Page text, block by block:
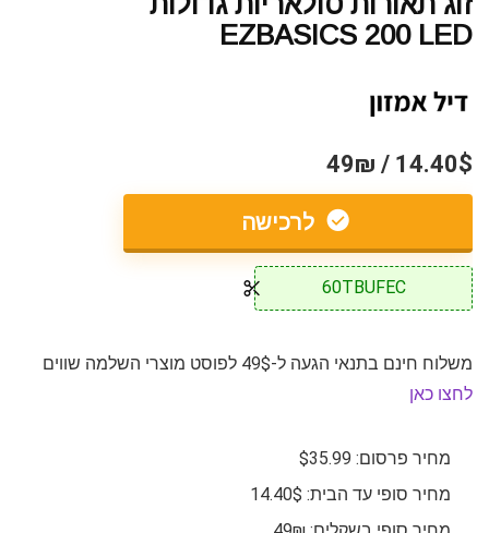
EZBASICS 200 LED
14.40$ / 49₪
לרכישה
60TBUFEC
משלוח חינם בתנאי הגעה ל-49$ לפוסט מוצרי השלמה שווים
לחצו כאן
מחיר פרסום: $35.99
מחיר סופי עד הבית: 14.40$